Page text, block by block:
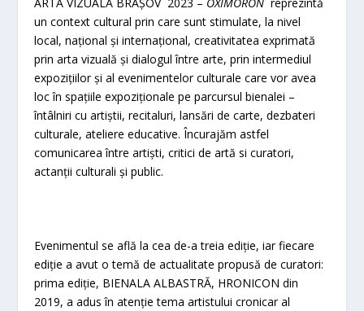
ARTĂ VIZUALĂ BRAȘOV 2023 – OXIMORON reprezintă
un context cultural prin care sunt stimulate, la nivel
local, național și internațional, creativitatea exprimată
prin arta vizuală și dialogul între arte, prin intermediul
expozițiilor și al evenimentelor culturale care vor avea
loc în spațiile expoziționale pe parcursul bienalei –
întâlniri cu artiștii, recitaluri, lansări de carte, dezbateri
culturale, ateliere educative. Încurajăm astfel
comunicarea între artiști, critici de artă si curatori,
actanții culturali și public.
Evenimentul se află la cea de-a treia ediție, iar fiecare
ediție a avut o temă de actualitate propusă de curatori:
prima ediție, BIENALA ALBASTRĂ, HRONICON din
2019, a adus în atenție tema artistului cronicar al